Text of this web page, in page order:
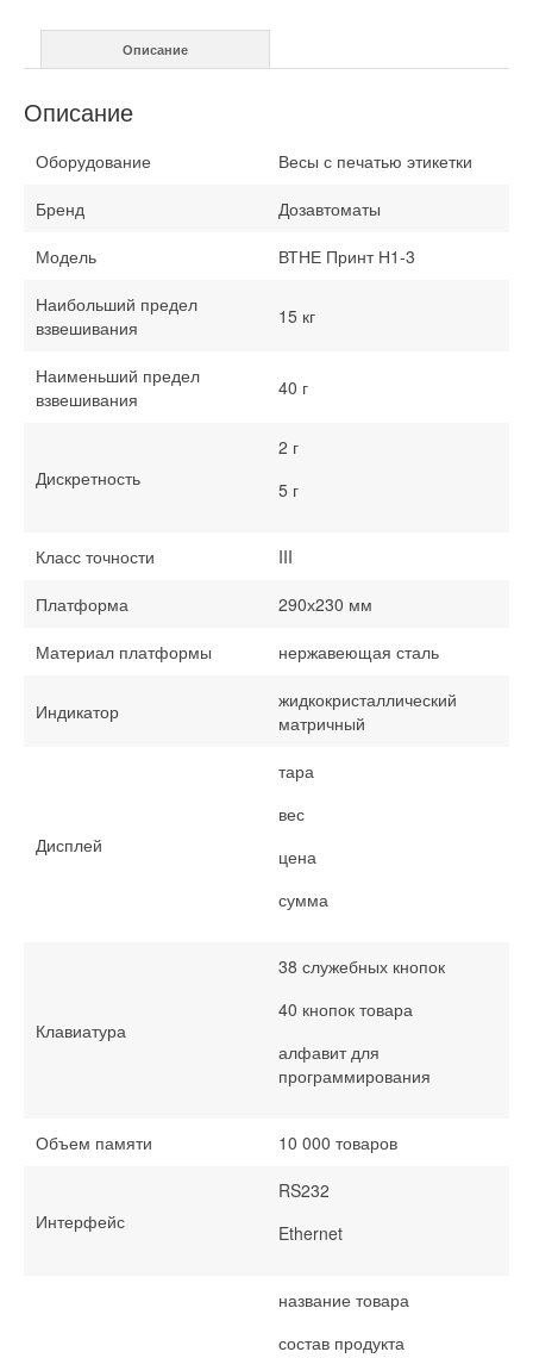
Описание
Описание
Оборудование
Весы с печатью этикетки
Бренд
Дозавтоматы
Модель
ВТНЕ Принт Н1-3
Наибольший предел
взвешивания
15 кг
Наименьший предел
взвешивания
40 г
Дискретность
2 г
5 г
Класс точности
III
Платформа
290х230 мм
Материал платформы
нержавеющая сталь
Индикатор
жидкокристаллический
матричный
Дисплей
тара
вес
цена
сумма
Клавиатура
38 служебных кнопок
40 кнопок товара
алфавит для
программирования
Объем памяти 10 000 товаров
Интерфейс
RS232
Ethernet
название товара
состав продукта